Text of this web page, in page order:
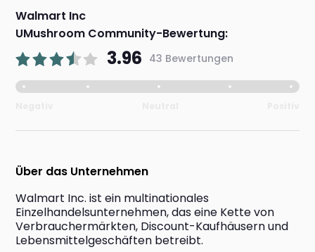
Walmart Inc
UMushroom Community-Bewertung:
3.96 43 Bewertungen
Über das Unternehmen
Walmart Inc. ist ein multinationales
Einzelhandelsunternehmen, das eine Kette von
Verbrauchermärkten, Discount-Kaufhäusern und
Lebensmittelgeschäften betreibt.